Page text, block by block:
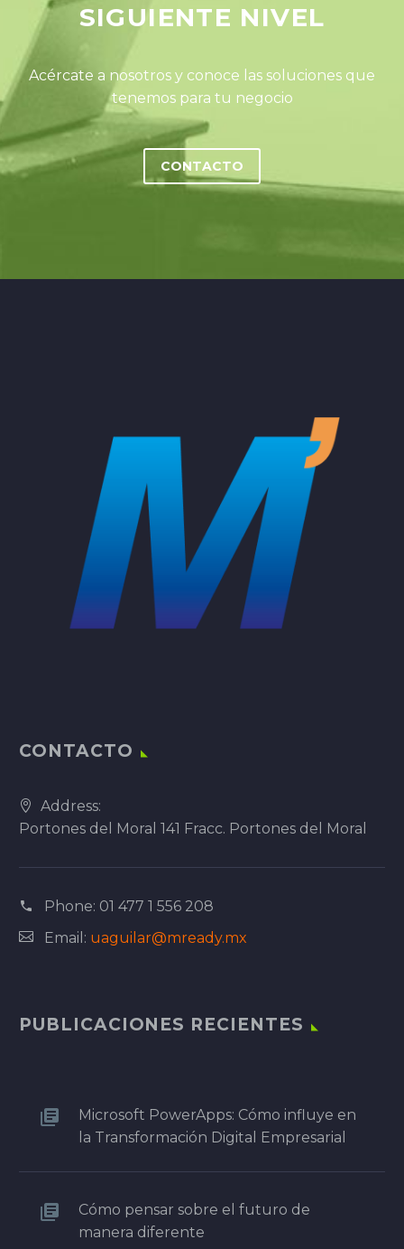
SIGUIENTE NIVEL
Acércate a nosotros y conoce las soluciones que
tenemos para tu negocio
CONTACTO
CONTACTO
Address:
Portones del Moral 141 Fracc. Portones del Moral
Phone: 01 477 1 556 208
Email: uaguilar@mready.mx
PUBLICACIONES RECIENTES
Microsoft PowerApps: Cómo influye en
la Transformación Digital Empresarial
Cómo pensar sobre el futuro de
manera diferente